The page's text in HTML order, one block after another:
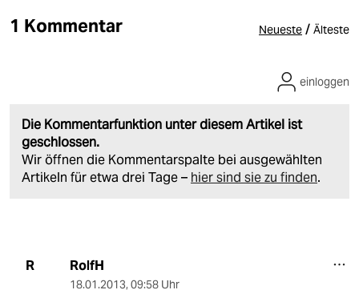
1 Kommentar Neueste / Älteste
Die Kommentarfunktion unter diesem Artikel ist
geschlossen.
Wir öffnen die Kommentarspalte bei ausgewählten
Artikeln für etwa drei Tage – hier sind sie zu finden.
einloggen
R RolfH
18.01.2013, 09:58 Uhr